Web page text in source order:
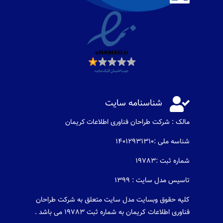
 شناسنامه سایت
مالک : شرکت طراحان فناوری اطلاعات كريمان
شناسه ملی :14012931310
شماره ثبت :19783
تاسیس مدل سایت : 1399
کلیه حقوق وبسایت مدل سایت متعلق به شرکت طراحان
فناوری اطلاعات کریمان به شماره ثبت 19783 می باشد .